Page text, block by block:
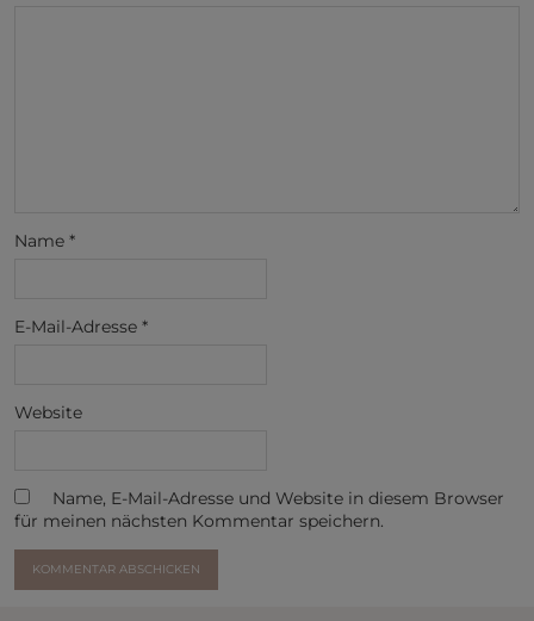
Name *
E-Mail-Adresse *
Website
Name, E-Mail-Adresse und Website in diesem Browser
für meinen nächsten Kommentar speichern.